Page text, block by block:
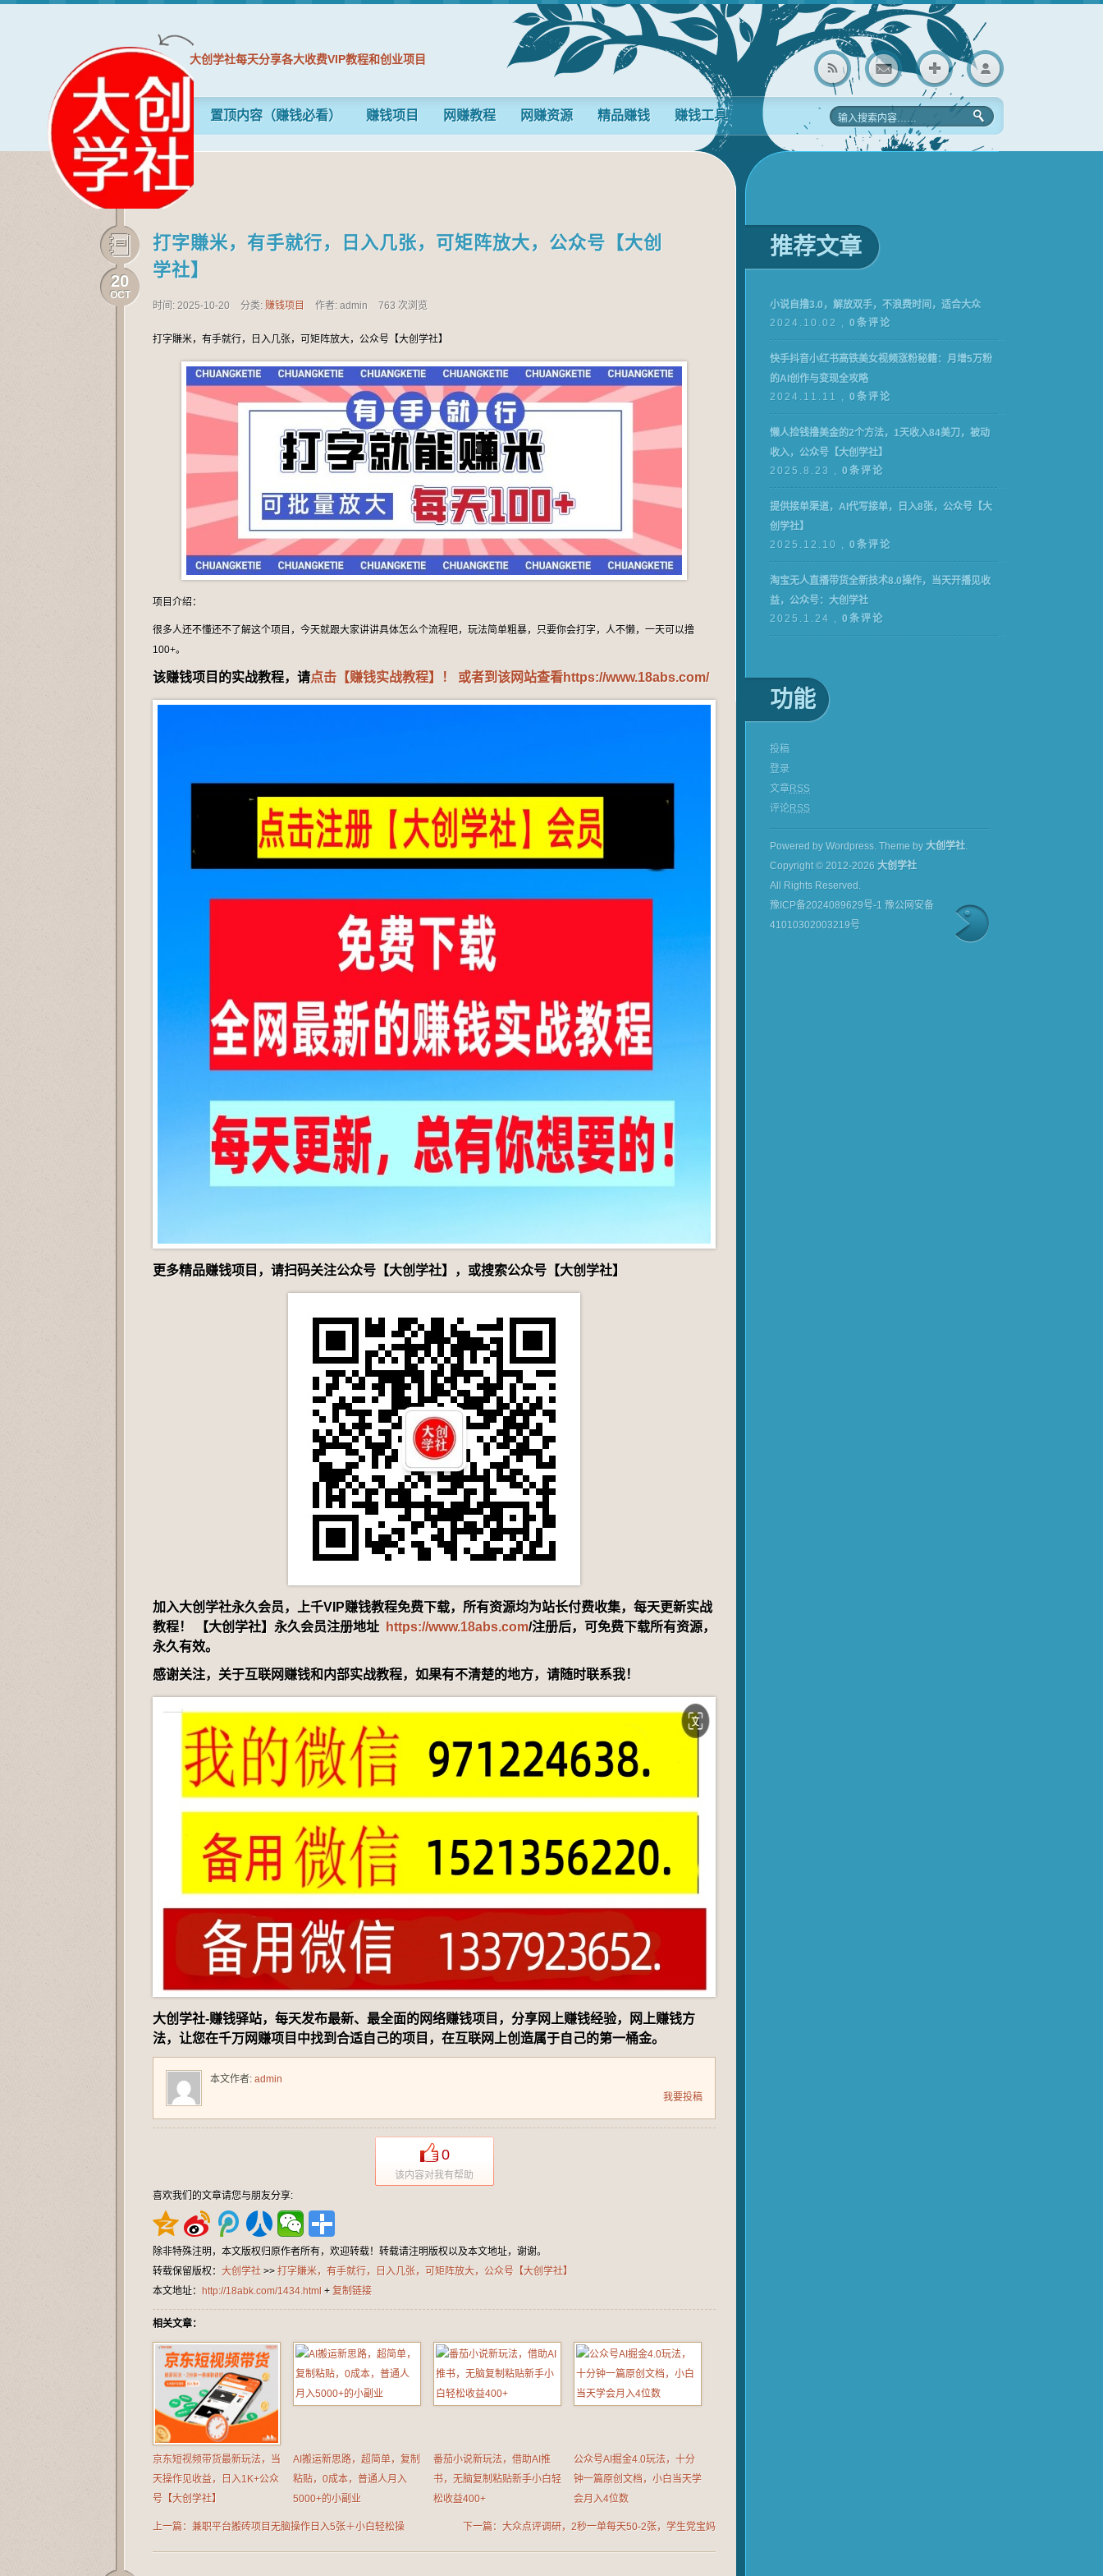
大创学社每天分享各大收费VIP教程和创业项目
置顶内容（赚钱必看） 赚钱项目 网赚教程 网赚资源 精品赚钱 赚钱工具
20
OCT
打字賺米，有手就行，日入几张，可矩阵放大，公众号【大创
学社】
时间: 2025-10-20 分类: 赚钱项目 作者: admin 763 次浏览
打字賺米，有手就行，日入几张，可矩阵放大，公众号【大创学社】
项目介绍：
很多人还不懂还不了解这个项目，今天就跟大家讲讲具体怎么个流程吧，玩法简单粗暴，只要你会打字，人不懒，一天可以撸
100+。
该赚钱项目的实战教程，请点击【赚钱实战教程】！ 或者到该网站查看https://www.18abs.com/
更多精品赚钱项目，请扫码关注公众号【大创学社】，或搜索公众号【大创学社】
加入大创学社永久会员，上千VIP赚钱教程免费下载，所有资源均为站长付费收集，每天更新实战
教程！ 【大创学社】永久会员注册地址
https://www.18abs.com/注册后，可免费下载所有资源，
永久有效。
感谢关注，关于互联网赚钱和内部实战教程，如果有不清楚的地方，请随时联系我！
大创学社-赚钱驿站，每天发布最新、最全面的网络赚钱项目，分享网上赚钱经验，网上赚钱方
法，让您在千万网赚项目中找到合适自己的项目，在互联网上创造属于自己的第一桶金。
本文作者: admin
我要投稿
0
该内容对我有帮助
喜欢我们的文章请您与朋友分享:
除非特殊注明，本文版权归原作者所有，欢迎转载！转载请注明版权以及本文地址，谢谢。
转载保留版权： 大创学社 >> 打字賺米，有手就行，日入几张，可矩阵放大，公众号【大创学社】
本文地址：
http://18abk.com/1434.html + 复制链接
相关文章：
京东短视频带货最新玩法，当
天操作见收益，日入1K+公众
号【大创学社】
AI搬运新思路，超简单，复制
粘贴，0成本，普通人月入
5000+的小副业
番茄小说新玩法，借助AI推
书，无脑复制粘贴新手小白轻
松收益400+
公众号AI掘金4.0玩法，十分
钟一篇原创文档，小白当天学
会月入4位数
上一篇：兼职平台搬砖项目无脑操作日入5张＋小白轻松操
下一篇：大众点评调研，2秒一单每天50-2张，学生党宝妈
推荐文章
小说自撸3.0，解放双手，不浪费时间，适合大众
2024.10.02 , 0条评论
快手抖音小红书高铁美女视频涨粉秘籍：月增5万粉
的AI创作与变现全攻略
2024.11.11 , 0条评论
懒人捡钱撸美金的2个方法，1天收入84美刀，被动
收入，公众号【大创学社】
2025.8.23 , 0条评论
提供接单渠道，AI代写接单，日入8张，公众号【大
创学社】
2025.12.10 , 0条评论
淘宝无人直播带货全新技术8.0操作，当天开播见收
益，公众号：大创学社
2025.1.24 , 0条评论
功能
投稿
登录
文章RSS
评论RSS
Powered by Wordpress. Theme by 大创学社.
Copyright © 2012-2026 大创学社
All Rights Reserved.
豫ICP备2024089629号-1 豫公网安备
41010302003219号